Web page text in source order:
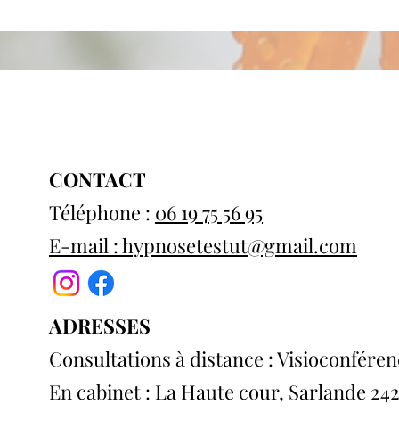
CONTACT
Téléphone : 06 19 75 56 95
E-mail : hypnosetestut@gmail.com
ADRESSES
Consultations à distance :
En cabinet : La Haute cour, Sarlande